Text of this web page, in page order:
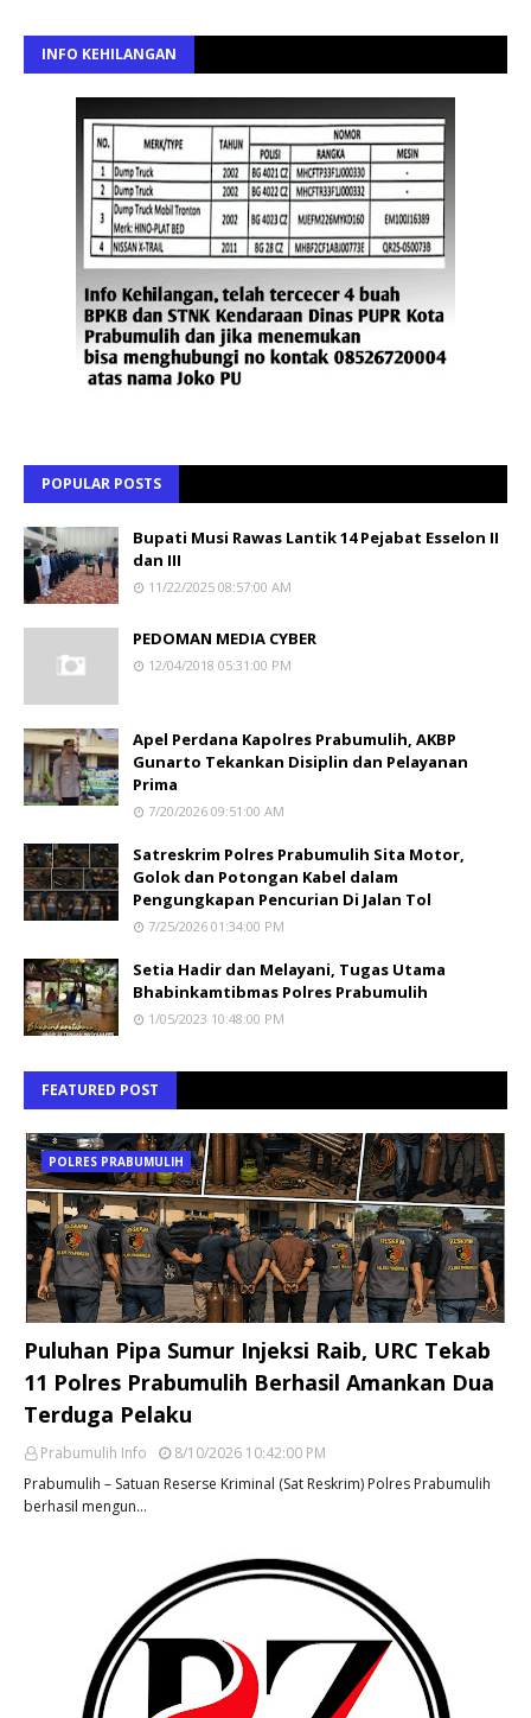
INFO KEHILANGAN
POPULAR POSTS
Bupati Musi Rawas Lantik 14 Pejabat Esselon II
dan III
11/22/2025 08:57:00 AM
PEDOMAN MEDIA CYBER
12/04/2018 05:31:00 PM
Apel Perdana Kapolres Prabumulih, AKBP
Gunarto Tekankan Disiplin dan Pelayanan
Prima
7/20/2026 09:51:00 AM
Satreskrim Polres Prabumulih Sita Motor,
Golok dan Potongan Kabel dalam
Pengungkapan Pencurian Di Jalan Tol
7/25/2026 01:34:00 PM
Setia Hadir dan Melayani, Tugas Utama
Bhabinkamtibmas Polres Prabumulih
1/05/2023 10:48:00 PM
FEATURED POST
POLRES PRABUMULIH
Puluhan Pipa Sumur Injeksi Raib, URC Tekab
11 Polres Prabumulih Berhasil Amankan Dua
Terduga Pelaku
Prabumulih Info
8/10/2026 10:42:00 PM
Prabumulih – Satuan Reserse Kriminal (Sat Reskrim) Polres Prabumulih
berhasil mengun…